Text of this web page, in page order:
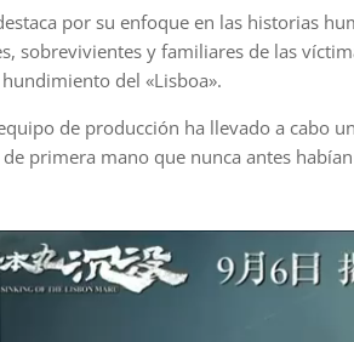
por su enfoque en las historias
sobrevivientes y familiares de las
del «Lisboa».
de producción ha llevado a cabo
primera mano que nunca antes